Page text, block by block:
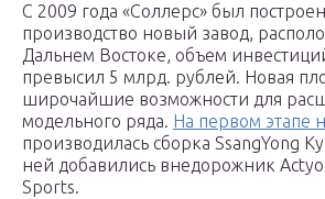
С 2009 года «Соллерс» был
производство новый завод,
Дальнем Востоке, объем
превысил 5 млрд. рублей. Новая
широчайшие возможности для
модельного ряда. На первом этапе
производилась сборка SsangYong
ней добавились внедорожник
Sports.